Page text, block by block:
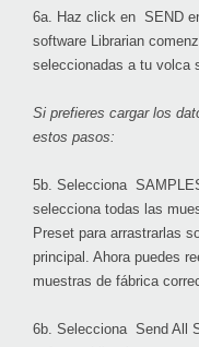
6a. Haz click en SEND
software Librarian
seleccionadas a tu volca
Si prefieres cargar los
estos pasos:
5b. Selecciona
selecciona todas las
Preset para arrastrarlas
principal. Ahora puedes
muestras de fábrica
6b. Selecciona Send All